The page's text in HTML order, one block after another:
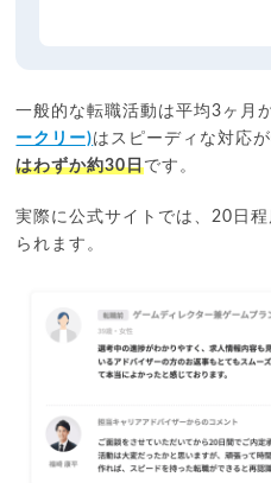
一般的な転職活動は平均3ヶ月
ークリー)はスピーディな対応が
はわずか約30日です。
実際に公式サイトでは、20日
られます。